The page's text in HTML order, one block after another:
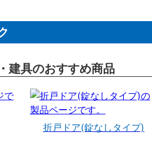
建具のおすすめ商品
折戸ドア(錠なしタイプ)